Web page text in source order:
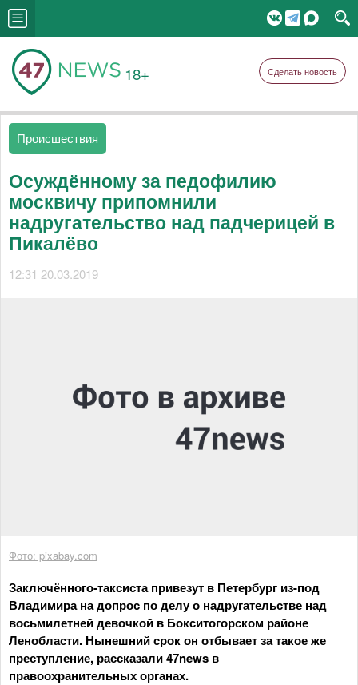
18+ Сделать новость
Происшествия
Осуждённому за педофилию
москвичу припомнили
надругательство над падчерицей в
Пикалёво
12:31 20.03.2019
Фото: pixabay.com
Заключённого-таксиста привезут в Петербург из-под
Владимира на допрос по делу о надругательстве над
восьмилетней девочкой в Бокситогорском районе
Ленобласти. Нынешний срок он отбывает за такое же
преступление, рассказали 47news в
правоохранительных органах.